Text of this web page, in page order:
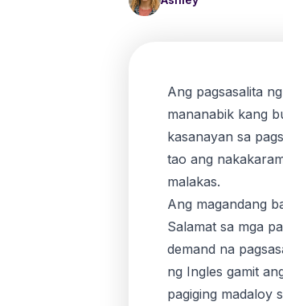
Ang pagsasalita
mananabik kang
kasanayan sa
tao ang
malakas.
Ang magandang
Salamat sa mga
demand na
ng Ingles gamit
pagiging madaloy